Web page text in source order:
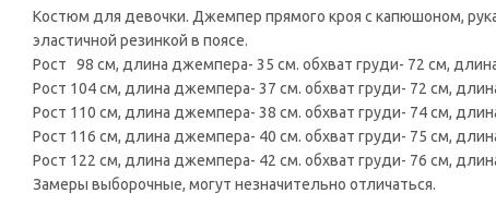
Костюм для девочки. Джемпер прямого кроя с капюшоном,
эластичной резинкой в поясе.
Рост 98 см, длина джемпера- 35 см. обхват груди- 72 см,
Рост 104 см, длина джемпера- 37 см. обхват груди- 72 см,
Рост 110 см, длина джемпера- 38 см. обхват груди- 74 см,
Рост 116 см, длина джемпера- 40 см. обхват груди- 75 см,
Рост 122 см, длина джемпера- 42 см. обхват груди- 76 см,
Замеры выборочные, могут незначительно отличаться.